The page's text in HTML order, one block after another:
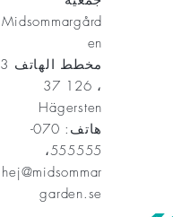
Midsommargård
en
مخطط الهاتف 3
، 126 37
Hägersten
هاتف: 070-
555555،
hej@midsommar
garden.se